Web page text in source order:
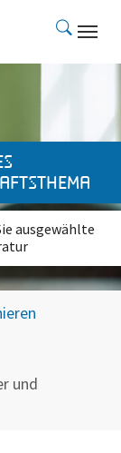
ausgewählte
und